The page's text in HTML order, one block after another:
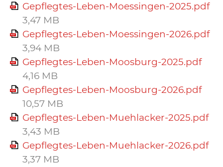
Gepflegtes-Leben-Moessingen-2025.pdf
3,47 MB
Gepflegtes-Leben-Moessingen-2026.pdf
3,94 MB
Gepflegtes-Leben-Moosburg-2025.pdf
4,16 MB
Gepflegtes-Leben-Moosburg-2026.pdf
10,57 MB
Gepflegtes-Leben-Muehlacker-2025.pdf
3,43 MB
Gepflegtes-Leben-Muehlacker-2026.pdf
3,37 MB